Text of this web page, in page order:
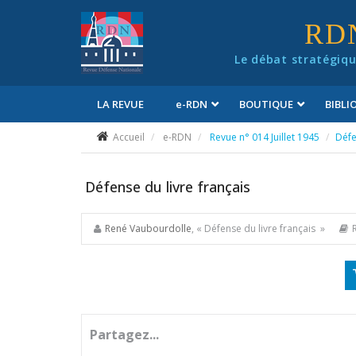
Le débat
LA REVUE e-RDN BOUTIQUE
Accueil e-RDN Revue n° 014 Juillet 1945
Défense du livre français
René Vaubourdolle, « Défense du livre français »
Partagez...